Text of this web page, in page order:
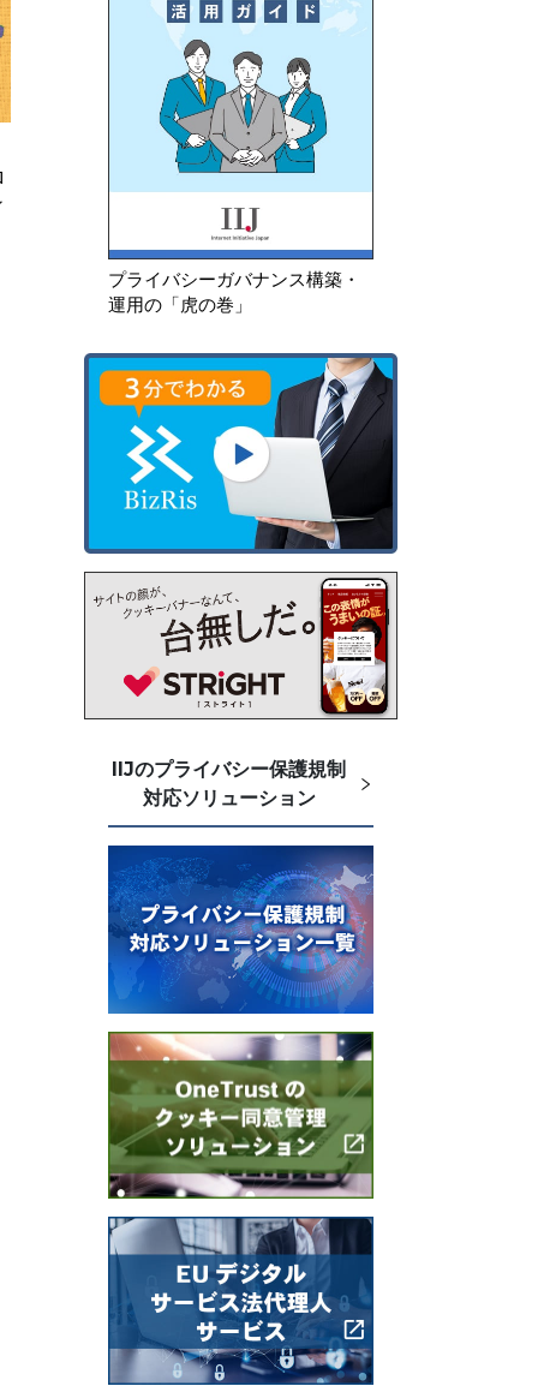
改正個人情報保護法が成立
プライバシーガバナンス構築・
運用の「虎の巻」
IIJのプライバシー保護規制
対応ソリューション